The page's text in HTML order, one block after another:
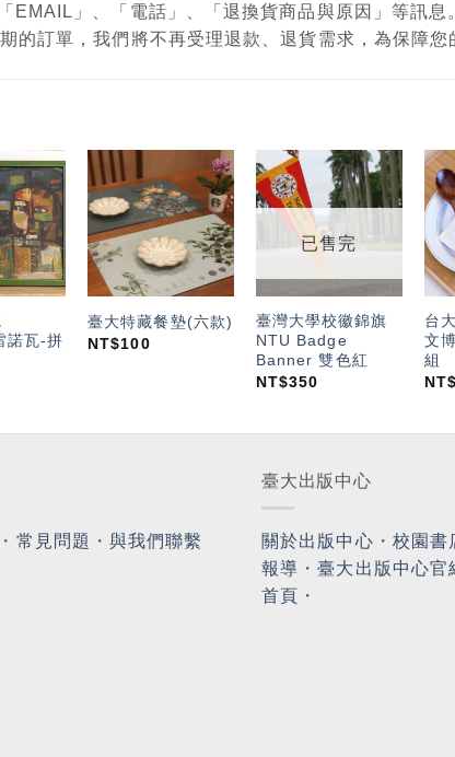
EMAIL」、「電話」、「退換貨商品與原因」等訊息
的訂單，我們將不再受理退款、退貨需求，為保障您
加入
「願
望輕
單」
諾瓦-拼
加入
「願
望輕
單」
臺大特藏餐墊(六款)
NT$100
加入
已售完
臺灣大學校徽錦旗
NTU Badge
Banner 雙色紅
NT$350
台
文
組
NT$
常見問題 ・與我們聯繫
臺大出版中心
關於出版中心 ・ 校園書
報導 ・臺大出版中心官
首頁 ・